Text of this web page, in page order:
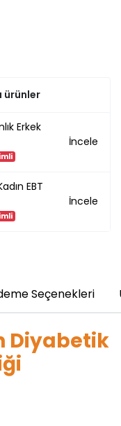
ürünler
Erkek
İncele
EBT
İncele
Seçenekleri
Diyabetik